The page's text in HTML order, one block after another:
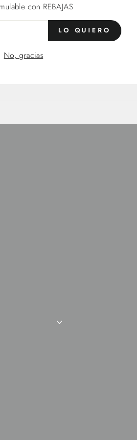
con REBAJAS
LO QUIERO
No, gracias